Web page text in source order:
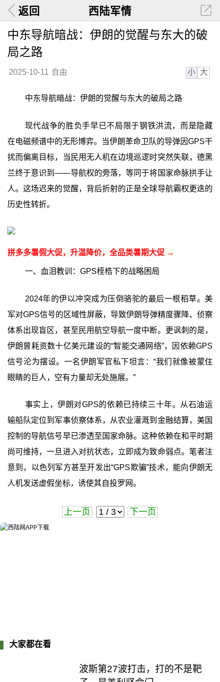
返回 西陆军情
中东导航暗战：伊朗的觉醒与东大的破
局之路
2025-10-11 自由 小 大
中东导航暗战：伊朗的觉醒与东大的破局之路
现代战争的胜负手早已不局限于钢铁洪流，而是隐藏
在电磁频谱中的无形博弈。当伊朗革命卫队的导弹因GPS干
扰而偏离目标，当民用无人机在边境巡逻时突然失联，德黑
兰终于意识到——导航权的旁落，等同于将国家命脉拱手让
人。这场迟来的觉醒，背后折射的正是全球导航霸权更迭的
历史性转折。
拼多多暑假大促，升温降价，全品类暑期大促 →
一、血泪教训：GPS桎梏下的战略困局
2024年的伊以冲突成为压倒骆驼的最后一根稻草。美
军对GPS信号的区域性屏蔽，导致伊朗导弹精度骤降、侦察
体系出现盲区，甚至民用航空导航一度中断。更讽刺的是，
伊朗曾耗资数十亿美元建设的“智能交通网络”，因依赖GPS
信号沦为摆设。一名伊朗军官私下坦言：“我们就像被蒙住
眼睛的巨人，空有力量却无处施展。”
事实上，伊朗对GPS的依赖已持续三十年。从石油运
输船队定位到军事侦察体系，从农业灌溉到金融结算，美国
控制的导航信号早已渗透至国家命脉。这种依赖在和平时期
尚可维持，一旦进入对抗状态，立即成为致命弱点。笔者注
意到，以色列军方甚至开发出“GPS欺骗”技术，能向伊朗无
人机发送虚假坐标，诱使其自投罗网。
上一页 下一页
大家都在看
波斯第27波打击，打的不是靶